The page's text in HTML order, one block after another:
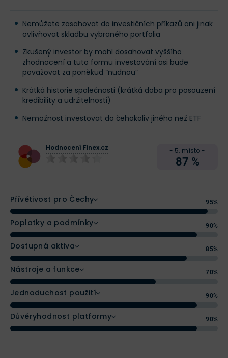
Nemůžete zasahovat do investičních příkazů ani jinak
ovlivňovat skladbu vybraného portfolia
Zkušený investor by mohl dosahovat vyššího
zhodnocení a tuto formu investování asi bude
považovat za poněkud “nudnou”
Krátká historie společnosti (krátká doba pro posouzení
kredibility a udržitelnosti)
Nemožnost investovat do čehokoliv jiného než ETF
Hodnocení Finex.cz - 5. místo -
87 %
Přívětivost pro Čechy 95%
Poplatky a podmínky 90%
Dostupná aktiva 85%
Nástroje a funkce 70%
Jednoduchost použití 90%
Důvěryhodnost platformy 90%